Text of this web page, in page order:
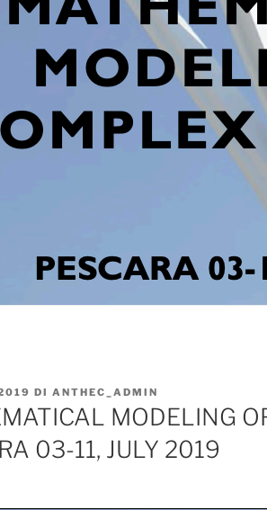
DI ANTHEC_ADMIN
MODELING
03-11, JULY 2019